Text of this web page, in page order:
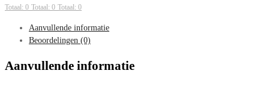
Totaal: 0 Totaal: 0 Totaal: 0
Aanvullende informatie
Beoordelingen (0)
Aanvullende informatie